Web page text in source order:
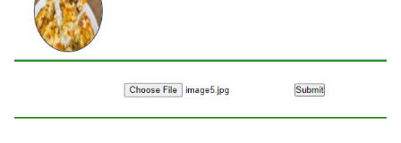
server-main.zip30.82 kB·0 تنزيلات